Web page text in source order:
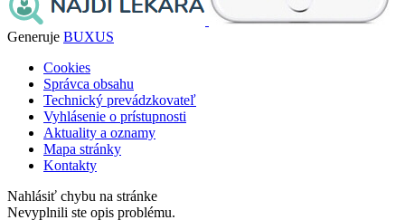
Generuje BUXUS
Cookies
Správca obsahu
Technický prevádzkovateľ
Vyhlásenie o prístupnosti
Aktuality a oznamy
Mapa stránky
Kontakty
Nahlásiť chybu na stránke
Nevyplnili ste opis problému.